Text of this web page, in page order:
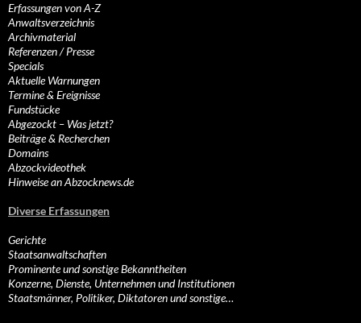
Erfassungen von A-Z
Anwaltsverzeichnis
Archivmaterial
Referenzen / Presse
Specials
Aktuelle Warnungen
Termine & Ereignisse
Fundstücke
Abgezockt – Was jetzt?
Beiträge & Recherchen
Domains
Abzockvideothek
Hinweise an Abzocknews.de
Diverse Erfassungen
Gerichte
Staatsanwaltschaften
Prominente und sonstige Bekanntheiten
Konzerne, Dienste, Unternehmen und Institutionen
Staatsmänner, Politiker, Diktatoren und sonstige…